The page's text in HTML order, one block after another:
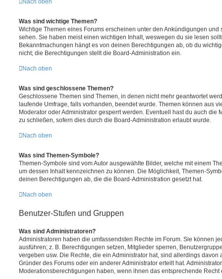
Was sind wichtige Themen?
Wichtige Themen eines Forums erscheinen unter den Ankündigungen und
sehen. Sie haben meist einen wichtigen Inhalt, weswegen du sie lesen
Bekanntmachungen hängt es von deinen Berechtigungen ab, ob du
nicht; die Berechtigungen stellt die Board-Administration ein.
Nach oben
Was sind geschlossene Themen?
Geschlossene Themen sind Themen, in denen nicht mehr geantwortet
laufende Umfrage, falls vorhanden, beendet wurde. Themen können aus
Moderator oder Administrator gesperrt werden. Eventuell hast du auch die
zu schließen, sofern dies durch die Board-Administration erlaubt wurde.
Nach oben
Was sind Themen-Symbole?
Themen-Symbole sind vom Autor ausgewählte Bilder, welche mit einem
um dessen Inhalt kennzeichnen zu können. Die Möglichkeit, Themen-
deinen Berechtigungen ab, die die Board-Administration gesetzt hat.
Nach oben
Benutzer-Stufen und Gruppen
Was sind Administratoren?
Administratoren haben die umfassendsten Rechte im Forum. Sie können
ausführen; z. B. Berechtigungen setzen, Mitglieder sperren,
vergeben usw. Die Rechte, die ein Administrator hat, sind allerdings
Gründer des Forums oder ein anderer Administrator erteilt hat.
Moderationsberechtigungen haben, wenn ihnen das entsprechende Recht